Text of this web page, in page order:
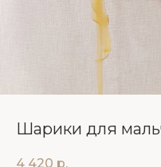
Шарики для
4 420 р.